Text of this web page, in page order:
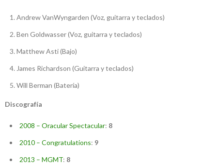
Andrew VanWyngarden (Voz, guitarra y teclados)
Ben Goldwasser (Voz, guitarra y teclados)
Matthew Asti (Bajo)
James Richardson (Guitarra y teclados)
Will Berman (Batería)
Discografía
2008 – Oracular Spectacular: 8
2010 – Congratulations: 9
2013 – MGMT: 8